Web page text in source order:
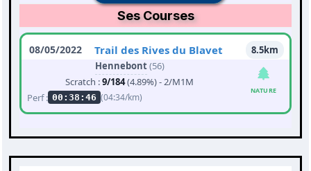
Ses Courses
08/05/2022 Trail des Rives du Blavet
8.5km
Hennebont(56)
Scratch :9/184(4.89%) - 2/M1M
Perf : 00:38:46 (04:34/km)
NATURE